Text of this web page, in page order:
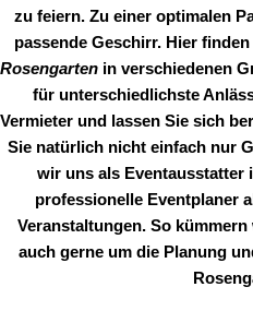
zu feiern. Zu einer optimalen
passende Geschirr. Hier
Rosengarten in verschiedenen
für unterschiedlichste
Vermieter und lassen Sie sich
Sie natürlich nicht einfach nur
wir uns als Eventausstatter
professionelle Eventplaner
Veranstaltungen. So
auch gerne um die Planung